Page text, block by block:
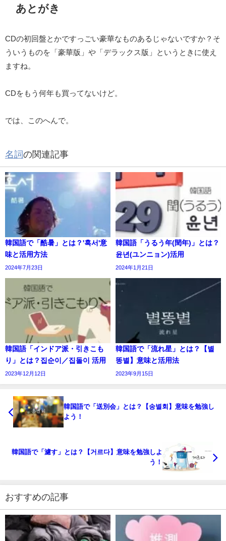
あとがき
CDの初回盤とかですっごい豪華なものあるじゃないですか？そ
ういうものを「豪華版」や「デラックス版」というときに使え
ますね。
CDをもう何年も買ってないけど。
では、このへんで。
名詞の関連記事
韓国語で「酷暑」とは？'혹서'意
味と活用方法
2024年7月23日
韓国語「うるう年(閏年)」とは？
윤년(ユンニョン)活用
2024年1月21日
韓国語「インドア派・引きこも
り」とは？집순이／집돌이 活用
2023年12月12日
韓国語で「流れ星」とは？【별
똥별】意味と活用法
2023年9月15日
韓国語で「送別会」とは？【송별회】意味を勉強し
よう！
韓国語で「濾す」とは？【거르다】意味を勉強しよ
う！
おすすめの記事